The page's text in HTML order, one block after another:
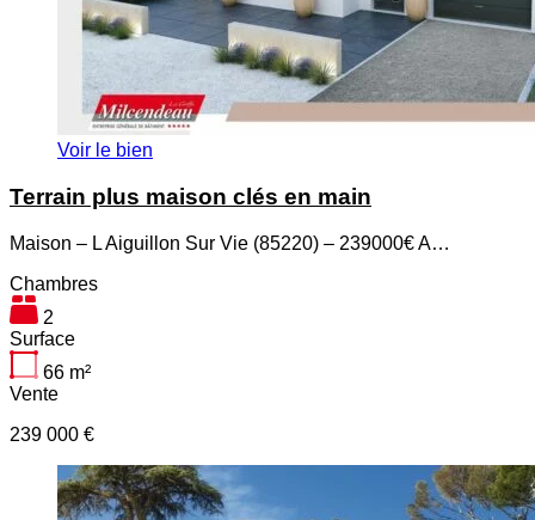
Voir le bien
Terrain plus maison clés en main
Maison – L Aiguillon Sur Vie (85220) – 239000€ A…
Chambres
2
Surface
66 m²
Vente
239 000 €